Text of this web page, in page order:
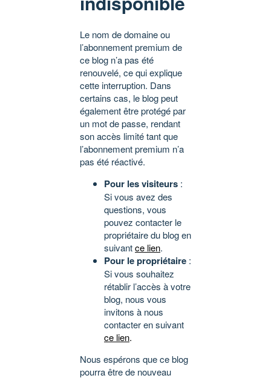
Le nom de domaine ou
l’abonnement premium de
ce blog n’a pas été
renouvelé, ce qui explique
cette interruption. Dans
certains cas, le blog peut
également être protégé par
un mot de passe, rendant
son accès limité tant que
l’abonnement premium n’a
pas été réactivé.
Pour les visiteurs :
Si vous avez des
questions, vous
pouvez contacter le
propriétaire du blog en
suivantce lien.
Pour le propriétaire :
Si vous souhaitez
rétablir l’accès à votre
blog, nous vous
invitons à nous
contacter en suivant
ce lien.
Nous espérons que ce blog
pourra être de nouveau